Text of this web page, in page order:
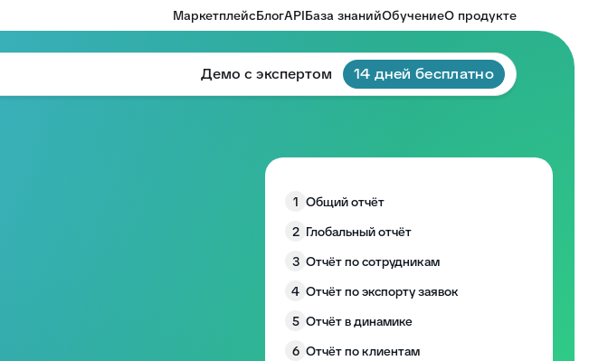
МаркетплейсБлогAPIБаза знанийОбучениеО продукте
Демо с экспертом 14 дней бесплатно
1 Общий отчёт
2 Глобальный отчёт
3 Отчёт по сотрудникам
4 Отчёт по экспорту заявок
5 Отчёт в динамике
6 Отчёт по клиентам